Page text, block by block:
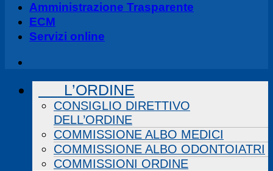
Amministrazione Trasparente
ECM
Servizi online
L’ORDINE
CONSIGLIO DIRETTIVO
DELL’ORDINE
COMMISSIONE ALBO MEDICI
COMMISSIONE ALBO ODONTOIATRI
COMMISSIONI ORDINE